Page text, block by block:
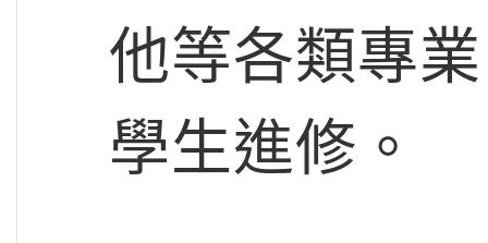
他等各類專
學生進修。